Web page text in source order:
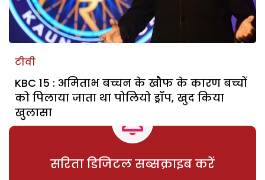
टीवी
KBC 15 : अमिताभ बच्चन के खौफ के कारण बच्चों
को पिलाया जाता था पोलियो ड्रॉप, खुद किया
खुलासा
सरिता डिजिटल सब्सक्राइब करें